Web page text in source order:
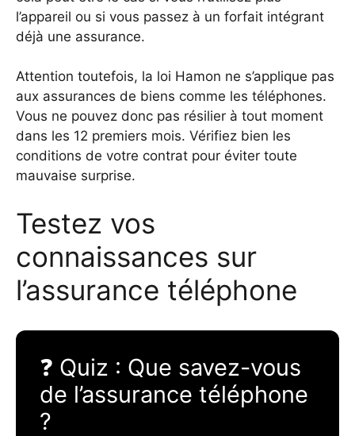
l’appareil ou si vous passez à un forfait intégrant
déjà une assurance.
Attention toutefois, la loi Hamon ne s’applique pas
aux assurances de biens comme les téléphones.
Vous ne pouvez donc pas résilier à tout moment
dans les 12 premiers mois. Vérifiez bien les
conditions de votre contrat pour éviter toute
mauvaise surprise.
Testez vos
connaissances sur
l’assurance téléphone
❓ Quiz : Que savez-vous
de l’assurance téléphone
?